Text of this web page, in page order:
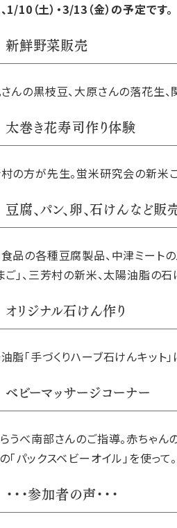
1/10（土）・3/13（金）の予定です。
新鮮野菜販売
んの黒枝豆、大原さんの落花生
太巻き花寿司作り体験
の方が先生。蛍米研究会の新米こ
豆腐、パン、卵、石けんなど販
品の各種豆腐製品、中津ミート
ご」、三芳村の新米、太陽油脂の
オリジナル石けん作り
脂「手づくりハーブ石けんキット
ベビーマッサージコーナー
うべ南部さんのご指導。赤ちゃ
「パックスベビーオイル」を使って。
・・・参加者の声・・・